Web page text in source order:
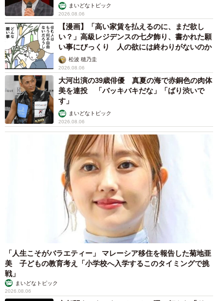
まいどなトピック
2026.08.06
【漫画】「高い家賃を払えるのに、まだ欲し
い？」高級レジデンスの七夕飾り、書かれた願
い事にびっくり 人の欲には終わりがないのか
松波 穂乃圭
2026.08.06
大河出演の39歳俳優 真夏の海で赤銅色の肉体
美を連投 「バッキバキだな」「ばり渋いで
す」
まいどなトピック
2026.08.06
「人生こそがバラエティー」 マレーシア移住を報告した菊地亜
美 子どもの教育考え「小学校へ入学するこのタイミングで挑
戦」
まいどなトピック
2026.08.06